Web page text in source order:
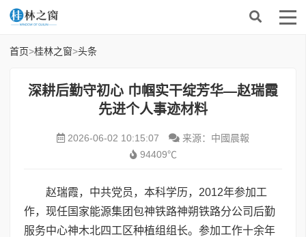
首页>桂林之窗>头条
深耕后勤守初心 巾帼实干绽芳华—赵瑞霞
先进个人事迹材料
2026-06-02 10:15:07
来源：中國晨報
94409℃
赵瑞霞，中共党员，本科学历，2012年参加工
作，现任国家能源集团包神铁路神朔铁路分公司后勤
服务中心神木北四工区种植组组长。参加工作十余年